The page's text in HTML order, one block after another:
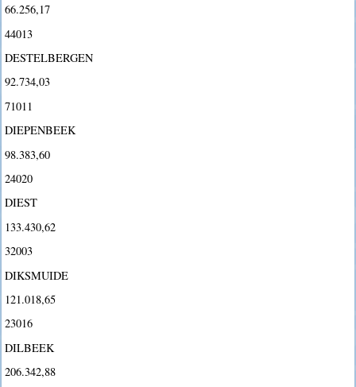
66.256,17
44013
DESTELBERGEN
92.734,03
71011
DIEPENBEEK
98.383,60
24020
DIEST
133.430,62
32003
DIKSMUIDE
121.018,65
23016
DILBEEK
206.342,88